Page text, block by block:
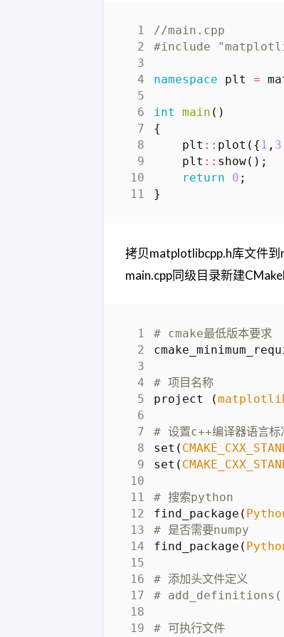
#include
namespace plt =
int main ()
{
plt :: plot ({ 1 , 3
plt :: show();
return
0 ;
}
拷贝matplotlibcpp.h库文件
main.cpp同级目录新建
# cmake最低版本要求
# 项目名称
project
(
set (
set (
find_package (
find_package (
# 可执行文件